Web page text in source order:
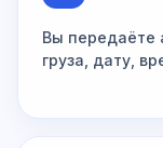
Вы передаёте
груза, дату,